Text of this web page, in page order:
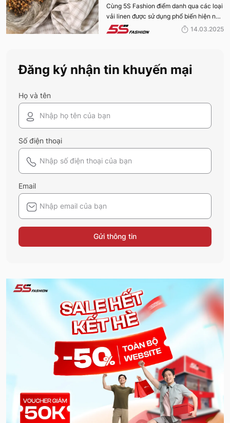
PHỔ BIẾN NHẤT HIỆN NAY
Cùng 5S Fashion điểm danh qua các loại
vải linen được sử dụng phổ biến hiện nay
trên thị trường cũng như ưu nhược điểm
14.03.2025
Đăng ký nhận tin khuyến mại
Họ và tên
Số điện thoại
Email
Gửi thông tin